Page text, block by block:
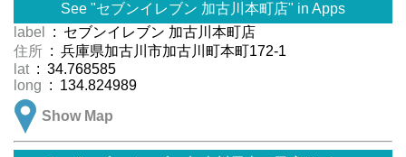
See "セブンイレブン 加古川本町店" in Apps
label
: セブンイレブン 加古川本町店
住所 : 兵庫県加古川市加古川町本町172-1
lat : 34.768585
long : 134.824989
Show Map